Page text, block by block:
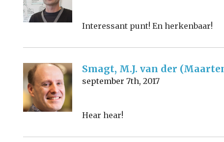
Interessant punt! En herkenbaar!
Smagt, M.J. van der
september 7th, 2017
Hear hear!